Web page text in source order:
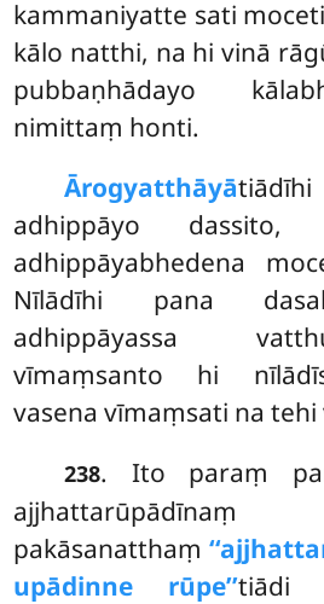
kammaniyatte sati
kālo natthi, na hi vinā
pubbaṇhādayo
nimittaṃ honti.
Ārogyatthāyā
adhippāyo dassito,
adhippāyabhedena
Nīlādīhi pana
adhippāyassa
vīmaṃsanto hi
vasena vīmaṃsati na
238. Ito paraṃ
pakāsanatthaṃ
upādinne rūpe’’tiādi